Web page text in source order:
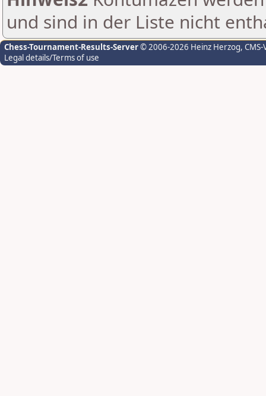
und sind in der Liste nicht
Chess-Tournament-Results-Server© 2006-2026 Heinz Herzog,
Legal details/Terms of use